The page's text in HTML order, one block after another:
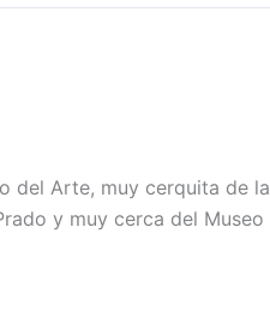
del Arte, muy cerquita de la
y muy cerca del Museo